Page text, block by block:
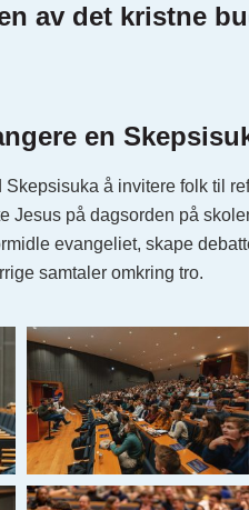
av det kristne
en
Skepsisuka å invitere folk til
Jesus på dagsorden på
evangeliet, skape
samtaler omkring tro.